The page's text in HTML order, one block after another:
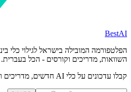
BestAI
הפלטפורמה המובילה בישראל לגילוי כלי
השוואות, מדריכים וקורסים - הכל בעברית.
קבלו עדכונים על כלי AI חדשים, מדריכים וטיפים. בלי ספאם.